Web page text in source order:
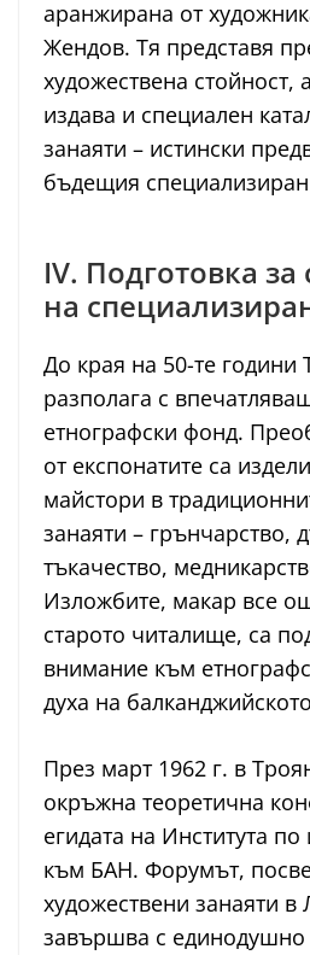
аранжирана от
Жендов. Тя представя
художествена стойност,
издава и специален
занаяти – истински
бъдещия
IV. Подготовка за
на
До края на 50-те години
разполага с
етнографски фонд.
от експонатите са
майстори в
занаяти – грънчарство,
тъкачество,
Изложбите, макар все
старото читалище, са
внимание към
духа на
През март 1962 г. в
окръжна теоретична
егидата на Института по
към БАН. Форумът,
художествени занаяти
завършва с